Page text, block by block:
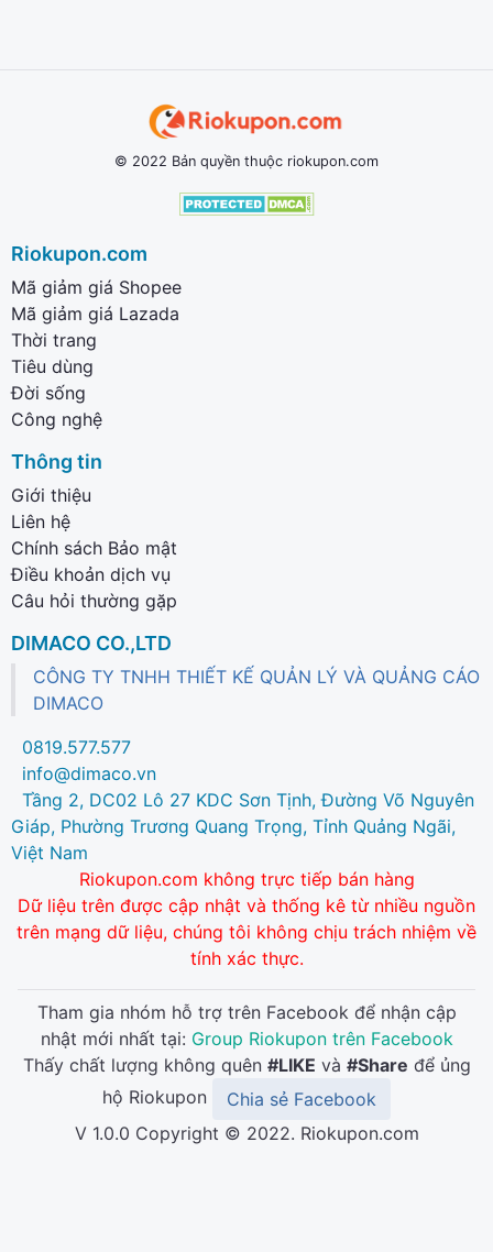
© 2022 Bản quyền thuộc riokupon.com
Riokupon.com
Mã giảm giá Shopee
Mã giảm giá Lazada
Thời trang
Tiêu dùng
Đời sống
Công nghệ
Thông tin
Giới thiệu
Liên hệ
Chính sách Bảo mật
Điều khoản dịch vụ
Câu hỏi thường gặp
DIMACO CO.,LTD
CÔNG TY TNHH THIẾT KẾ QUẢN LÝ VÀ QUẢNG CÁO
DIMACO
0819.577.577
info@dimaco.vn
Tầng 2, DC02 Lô 27 KDC Sơn Tịnh, Đường Võ Nguyên
Giáp, Phường Trương Quang Trọng, Tỉnh Quảng Ngãi,
Việt Nam
Riokupon.com không trực tiếp bán hàng
Dữ liệu trên được cập nhật và thống kê từ nhiều nguồn
trên mạng dữ liệu, chúng tôi không chịu trách nhiệm về
tính xác thực.
Tham gia nhóm hỗ trợ trên Facebook để nhận cập
nhật mới nhất tại: Group Riokupon trên Facebook
Thấy chất lượng không quên #LIKE và #Share để ủng
hộ Riokupon
Chia sẻ Facebook
V 1.0.0 Copyright © 2022. Riokupon.com